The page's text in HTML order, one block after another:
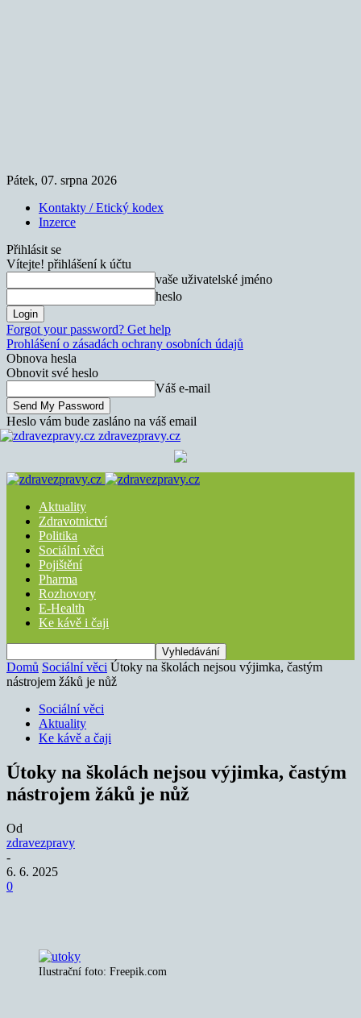
Pátek, 07. srpna 2026
Kontakty / Etický kodex
Inzerce
Přihlásit se
Vítejte! přihlášení k účtu
vaše uživatelské jméno
heslo
Forgot your password? Get help
Prohlášení o zásadách ochrany osobních údajů
Obnova hesla
Obnovit své heslo
Váš e-mail
Heslo vám bude zasláno na váš email
zdravezpravy.cz
Aktuality
Zdravotnictví
Politika
Sociální věci
Pojištění
Pharma
Rozhovory
E-Health
Ke kávě i čaji
Domů Sociální věci Útoky na školách nejsou výjimka, častým
nástrojem žáků je nůž
Sociální věci
Aktuality
Ke kávě a čaji
Útoky na školách nejsou výjimka, častým
nástrojem žáků je nůž
Od
zdravezpravy
-
6. 6. 2025
0
Ilustrační foto: Freepik.com